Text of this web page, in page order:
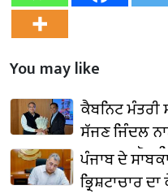
You may like
ਕੈਬਨਿਟ
ਸੱਜਣ ਜਿੰਦਲ
₹1,500 ਕਰੋੜ
ਪੰਜਾਬ ਦੇ
ਭ੍ਰਿਸ਼ਟਾਚਾਰ